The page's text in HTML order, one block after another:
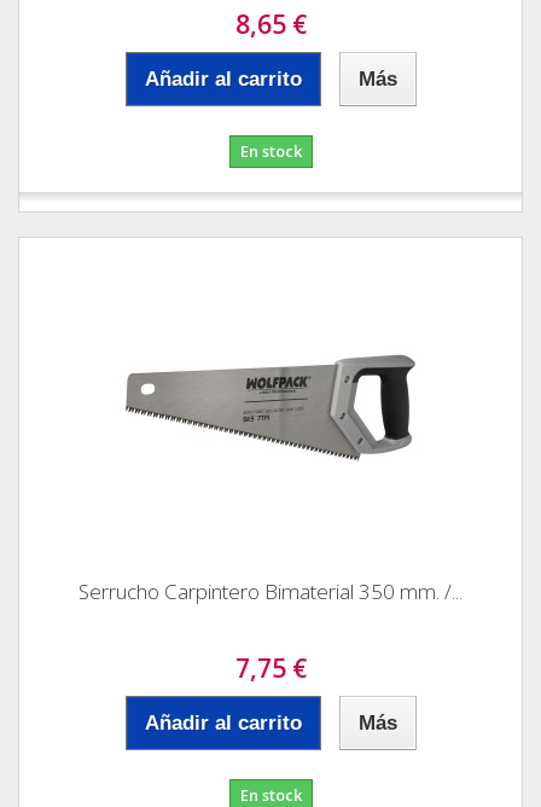
8,65 €
Añadir al carrito Más
En stock
Serrucho Carpintero Bimaterial 350 mm. /...
7,75 €
Añadir al carrito Más
En stock